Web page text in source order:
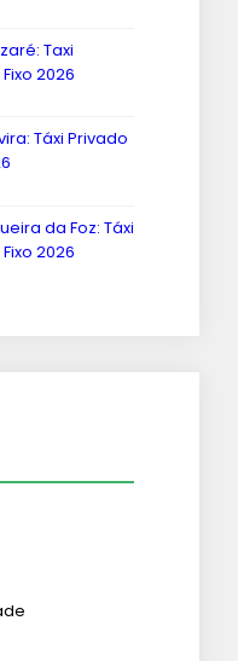
Taxi
2026
Táxi Privado
da Foz: Táxi
2026